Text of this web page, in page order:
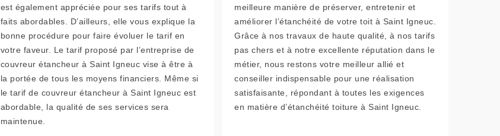
est également appréciée pour ses tarifs tout à
faits abordables. D’ailleurs, elle vous explique la
bonne procédure pour faire évoluer le tarif en
votre faveur. Le tarif proposé par l’entreprise de
couvreur étancheur à Saint Igneuc vise à être à
la portée de tous les moyens financiers. Même si
le tarif de couvreur étancheur à Saint Igneuc est
abordable, la qualité de ses services sera
maintenue.
meilleure manière de préserver, entretenir et
améliorer l’étanchéité de votre toit à Saint Igneuc.
Grâce à nos travaux de haute qualité, à nos tarifs
pas chers et à notre excellente réputation dans le
métier, nous restons votre meilleur allié et
conseiller indispensable pour une réalisation
satisfaisante, répondant à toutes les exigences
en matière d’étanchéité toiture à Saint Igneuc.